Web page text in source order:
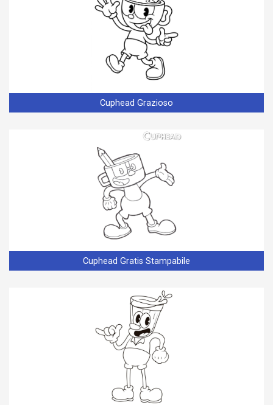
Cuphead Grazioso
Cuphead Gratis Stampabile